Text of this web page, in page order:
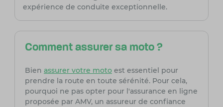
expérience de conduite exceptionnelle.
Comment assurer sa moto ?
Bien assurer votre motoest essentiel pour
prendre la route en toute sérénité. Pour cela,
pourquoi ne pas opter pour l'assurance en ligne
proposée par AMV, un assureur de confiance